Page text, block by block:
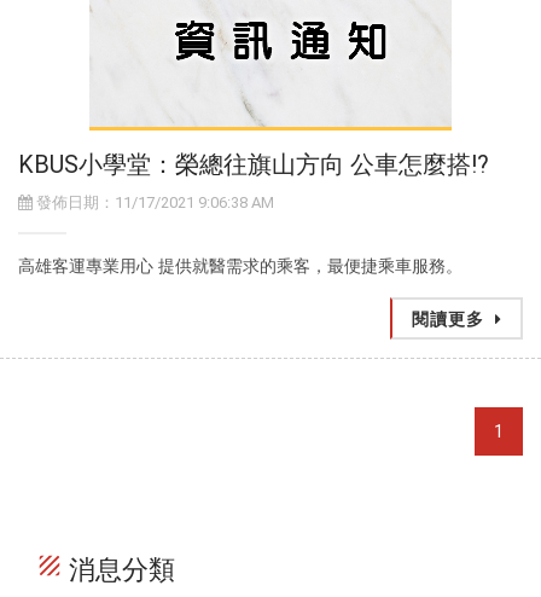
KBUS小學堂：榮總往旗山方向 公車怎麼搭!?
發佈日期：11/17/2021 9:06:38 AM
高雄客運專業用心 提供就醫需求的乘客，最便捷乘車服務。
閱讀更多
1
texture 消息分類